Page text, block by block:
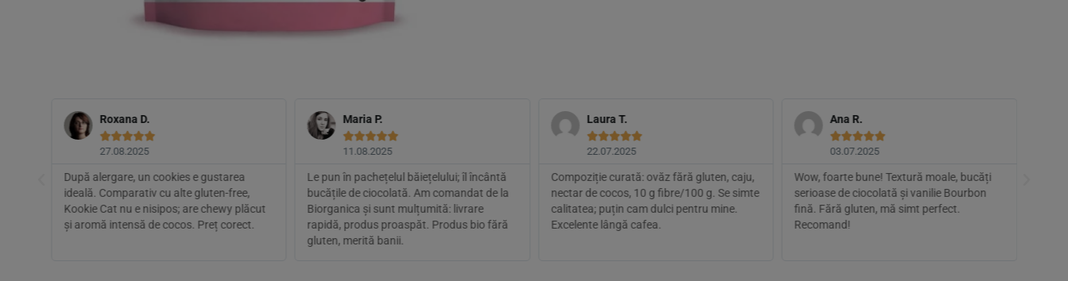
Roxana D.

27.08.2025
După alergare, un cookies e gustarea
ideală. Comparativ cu alte gluten-free,
Kookie Cat nu e nisipos; are chewy plăcut
și aromă intensă de cocos. Preț corect.
Maria P.

11.08.2025
Le pun în pachețelul băiețelului; îl încântă
bucățile de ciocolată. Am comandat de la
Biorganica și sunt mulțumită: livrare
rapidă, produs proaspăt. Produs bio fără
gluten, merită banii.
Laura T.

22.07.2025
Compoziție curată: ovăz fără gluten, caju,
nectar de cocos, 10 g fibre/100 g. Se simte
calitatea; puțin cam dulci pentru mine.
Excelente lângă cafea.
Ana R.

03.07.2025
Wow, foarte bune! Textură moale, bucăți
serioase de ciocolată și vanilie Bourbon
fină. Fără gluten, mă simt perfect.
Recomand!